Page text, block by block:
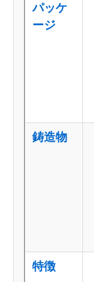
磨いたアル
木製の終わ
アルミ製の
アルミヒー
パッケ
ージ
鋳造物
特徴